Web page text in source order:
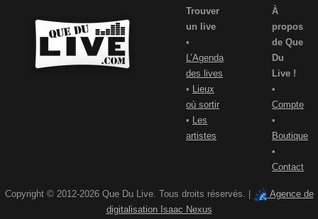
Trouver
un live
•
L’Agenda
des lives
•
Lieux
où sortir
•
Les
artistes
À
propos
de Que
Du
Live !
•
Compte
•
Boutique
•
Contact
Copyright © 2012-2026 Que Du Live. Tous droits réservés. |
Agence de
digitalisation Isaac Nexus